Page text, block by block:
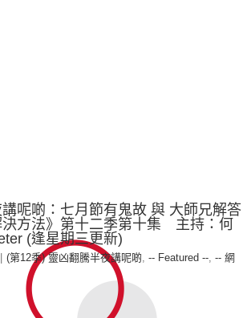
講呢啲：七月節有鬼故 與 大師兄解答
決方法》第十二季第十集 主持：何
(逢星期三更新)
(第12季) 靈凶翻騰半夜講呢啲, -- Featured --, -- 網